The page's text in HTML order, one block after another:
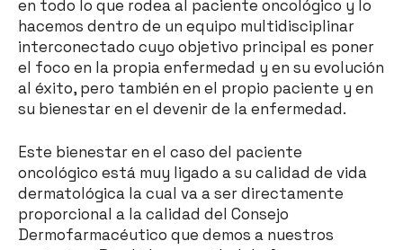
en todo lo que rodea al paciente oncológico y lo
hacemos dentro de un equipo multidisciplinar
interconectado cuyo objetivo principal es poner
el foco en la propia enfermedad y en su evolución
al éxito, pero también en el propio paciente y en
su bienestar en el devenir de la enfermedad.
Este bienestar en el caso del paciente
oncológico está muy ligado a su calidad de vida
dermatológica la cual va a ser directamente
proporcional a la calidad del Consejo
Dermofarmacéutico que demos a nuestros